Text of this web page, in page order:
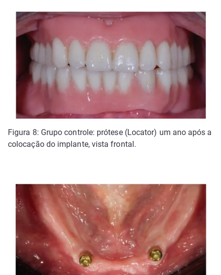
Figura 8: Grupo controle: prótese (Locator) um ano após a
colocação do implante, vista frontal.